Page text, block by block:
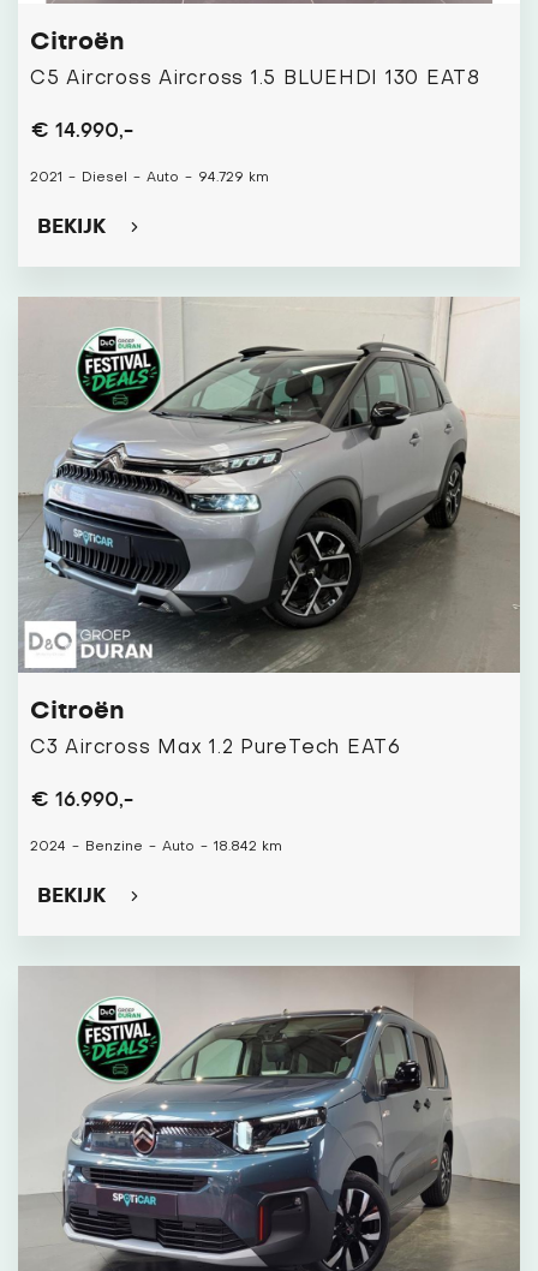
Citroën
C5 Aircross Aircross 1.5 BLUEHDI 130 EAT8
€ 14.990,-
2021 - Diesel - Auto - 94.729 km
BEKIJK
Citroën
C3 Aircross Max 1.2 PureTech EAT6
€ 16.990,-
2024 - Benzine - Auto - 18.842 km
BEKIJK